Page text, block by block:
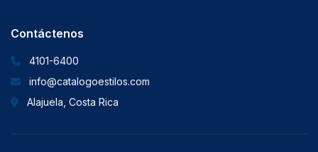
Contáctenos
4101-6400
info@catalogoestilos.com
Alajuela, Costa Rica